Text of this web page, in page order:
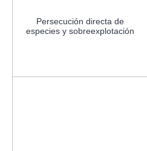
Persecución directa de
especies y sobreexplotación